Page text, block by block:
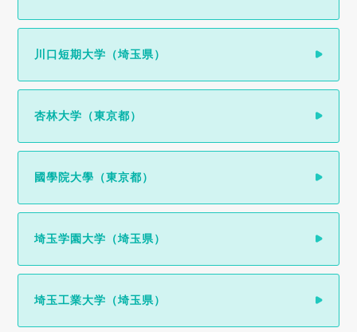
川口短期大学（埼玉県）
杏林大学（東京都）
國學院大學（東京都）
埼玉学園大学（埼玉県）
埼玉工業大学（埼玉県）